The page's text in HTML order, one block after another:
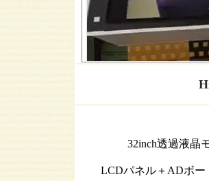
32inch透過液晶
LCDパネル＋ADボー